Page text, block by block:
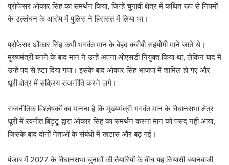
प्रोफेसर ओंकार सिंह का समर्थन किया, जिन्हें चुनावी क्षेत्र में कथित रूप से नियमों
के उल्लंघन के आरोप में पुलिस ने हिरासत में लिया था।
प्रोफेसर ओंकार सिंह कभी भगवंत मान के बेहद करीबी सहयोगी माने जाते थे।
मुख्यमंत्री बनने के बाद मान ने उन्हें अपना ओएसडी नियुक्त किया था, लेकिन बाद में
उन्हें पद से हटा दिया गया। इसके बाद ओंकार सिंह भाजपा में शामिल हो गए और
धूरी क्षेत्र में सक्रिय राजनीति करने लगे।
राजनीतिक विश्लेषकों का मानना है कि मुख्यमंत्री भगवंत मान के विधानसभा क्षेत्र
धूरी में रवनीत बिट्टू द्वारा ओंकार सिंह का समर्थन करना मान को पसंद नहीं आया,
जिसके बाद दोनों नेताओं के संबंधों में खटास और बढ़ गई।
पंजाब में 2027 के विधानसभा चुनावों की तैयारियों के बीच यह सियासी बयानबाजी